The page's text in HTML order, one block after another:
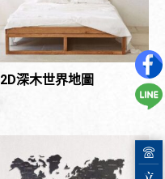
2D深木世界地圖